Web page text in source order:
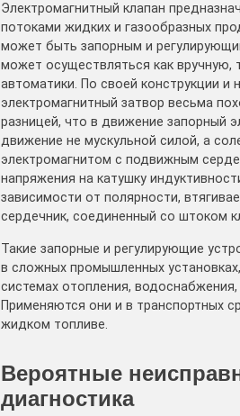
Электромагнитный клапан
потоками жидких и газообразных
может быть запорным и
может осуществляться как
автоматики. По своей конструкции и
электромагнитный затвор весьма
разницей, что в движение запорный
движение не мускульной силой, а
электромагнитом с подвижным
напряжения на катушку
зависимости от полярности,
сердечник, соединенный со штоком
Такие запорные и регулирующие
в сложных промышленных
системах отопления,
Применяются они и в транспортных
жидком топливе.
Вероятные
диагностика